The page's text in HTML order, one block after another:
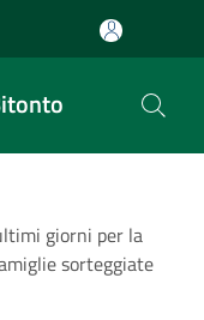
giorni per la
sorteggiate